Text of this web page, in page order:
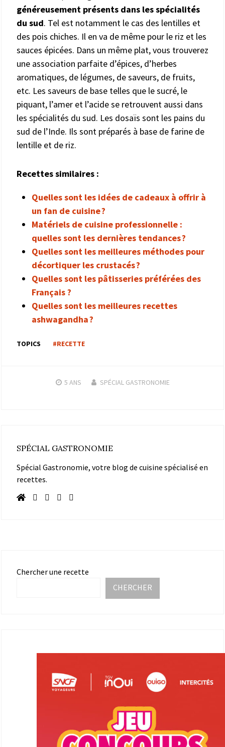
généreusement présents dans les spécialités
du sud. Tel est notamment le cas des lentilles et
des pois chiches. Il en va de même pour le riz et les
sauces épicées. Dans un même plat, vous trouverez
une association parfaite d’épices, d’herbes
aromatiques, de légumes, de saveurs, de fruits,
etc. Les saveurs de base telles que le sucré, le
piquant, l’amer et l’acide se retrouvent aussi dans
les spécialités du sud. Les dosaïs sont les pains du
sud de l’Inde. Ils sont préparés à base de farine de
lentille et de riz.
Recettes similaires :
Quelles sont les idées de cadeaux à offrir à
un fan de cuisine ?
Matériels de cuisine professionnelle :
quelles sont les dernières tendances ?
Quelles sont les meilleures méthodes pour
décortiquer les crustacés ?
Quelles sont les pâtisseries préférées des
Français ?
Quelles sont les meilleures recettes
ashwagandha ?
TOPICS #RECETTE
5 ANS SPÉCIAL GASTRONOMIE
SPÉCIAL GASTRONOMIE
Spécial Gastronomie, votre blog de cuisine spécialisé en
recettes.
Chercher une recette
CHERCHER